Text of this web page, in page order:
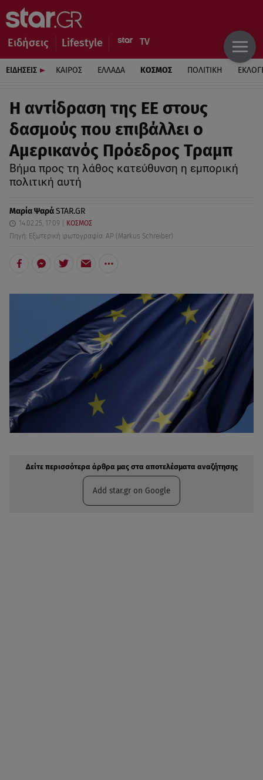
Ειδήσεις Lifestyle
ΕΙΔΗΣΕΙΣ ΚΑΙΡΟΣ ΕΛΛΑΔΑ ΚΟΣΜΟΣ ΠΟΛΙΤΙΚΗ
Η αντίδραση της ΕΕ στους
δασμούς που επιβάλλει ο
Αμερικανός Πρόεδρος Τραμπ
Βήμα προς τη λάθος κατεύθυνση η εμπορική
πολιτική αυτή
Μαρία ΨαράSTAR.GR
14.02.25, 17:09
ΚΟΣΜΟΣ
Πηγή: Εξωτερική φωτογραφία: AP (Markus Schreiber)
Δείτε περισσότερα άρθρα μας στα αποτελέσματα αναζήτησης
Add star.gr on Google